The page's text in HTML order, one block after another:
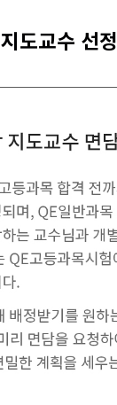
지도교수 선정